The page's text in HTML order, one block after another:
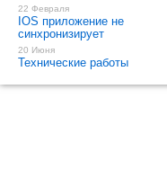
22 Февраля
IOS приложение не
синхронизирует
20 Июня
Технические работы